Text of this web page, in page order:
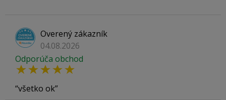
Overený zákazník
04.08.2026
Odporúča obchod
všetko ok